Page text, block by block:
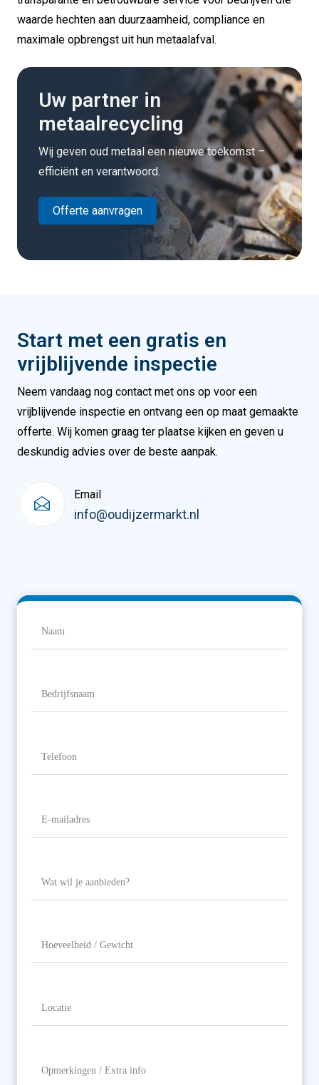
waarde hechten aan duurzaamheid, compliance en
maximale opbrengst uit hun metaalafval.
Uw partner in
metaalrecycling
Wij geven oud metaal een nieuwe toekomst –
efficiënt en verantwoord.
Offerte aanvragen
Start met een gratis en
vrijblijvende inspectie
Neem vandaag nog contact met ons op voor een
vrijblijvende inspectie en ontvang een op maat gemaakte
offerte. Wij komen graag ter plaatse kijken en geven u
deskundig advies over de beste aanpak.
Email
info@oudijzermarkt.nl
Naam
Bedrijfsnaam
Telefoon
Wat
Hoeveelheid
Locatie
Opmerkingen